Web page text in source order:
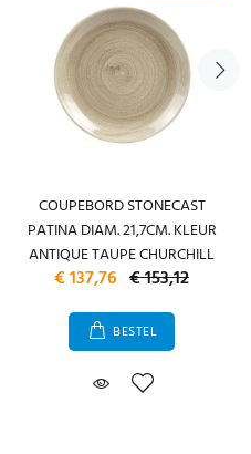
COUPEBORD STONECAST
PATINA DIAM. 21,7CM. KLEUR
ANTIQUE TAUPE CHURCHILL
€ 137,76 € 153,12
BESTEL